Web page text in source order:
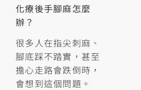
化療後手腳麻怎麼
辦？
很多人在指尖刺麻、
腳底踩不踏實，甚至
擔心走路會跌倒時，
會想到這個問題。